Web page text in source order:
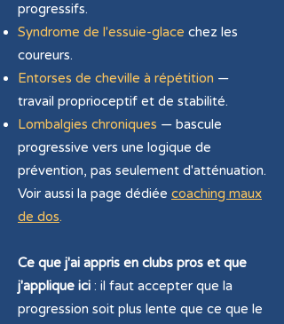
progressifs.
Syndrome de l'essuie-glace chez les
coureurs.
Entorses de cheville à répétition —
travail proprioceptif et de stabilité.
Lombalgies chroniques — bascule
progressive vers une logique de
prévention, pas seulement d'atténuation.
Voir aussi la page dédiée coaching maux
de dos.
Ce que j'ai appris en clubs pros et que
j'applique ici : il faut accepter que la
progression soit plus lente que ce que le